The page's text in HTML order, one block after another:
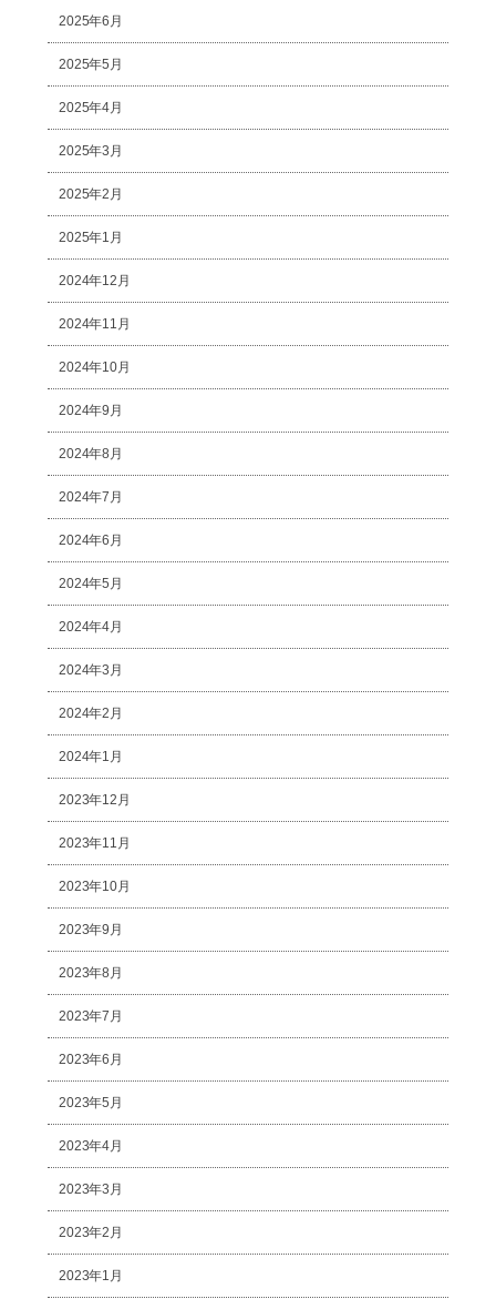
2025年6月
2025年5月
2025年4月
2025年3月
2025年2月
2025年1月
2024年12月
2024年11月
2024年10月
2024年9月
2024年8月
2024年7月
2024年6月
2024年5月
2024年4月
2024年3月
2024年2月
2024年1月
2023年12月
2023年11月
2023年10月
2023年9月
2023年8月
2023年7月
2023年6月
2023年5月
2023年4月
2023年3月
2023年2月
2023年1月